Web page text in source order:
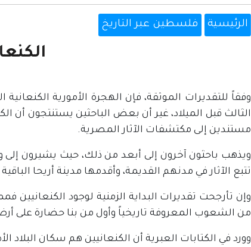
الرئيسية فلسطين عبر التاريخ
وفقاً للتقديرات الموثقة، فإن الهجرة الأمورية
الثالث قبل الميلاد، غير أن بعض الباحثين يستنتجون أن
مستندين إلى مكتشفات الآثار المصرية.
ويذهب باحثون آخرون إلى أبعد من ذلك، حيث يشيرون
تتبع الآثار في مدنهم القديمة، وأقدمها مدينة أريحا
وإن تأرجحت تقديرات البداية الزمنية لوجود
من الشعوب المعروفة تاريخياً وأول من بنا حضارة على
وورد في الكتابات العبرية أن الكنعانيين هم سكان البلاد